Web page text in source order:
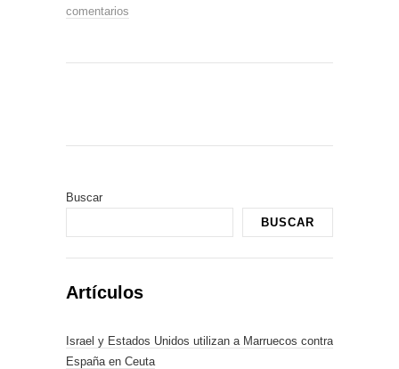
comentarios
Buscar
BUSCAR
Artículos
Israel y Estados Unidos utilizan a Marruecos contra
España en Ceuta